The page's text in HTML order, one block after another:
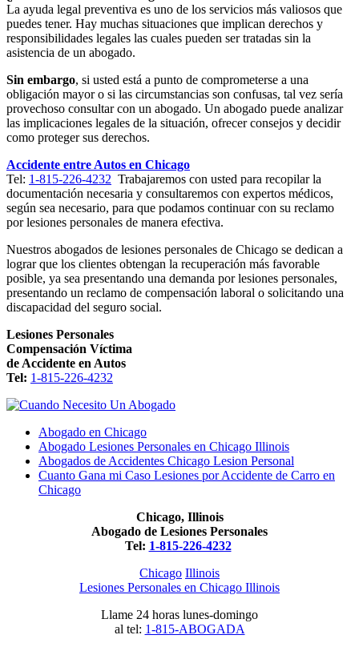
La ayuda legal preventiva es uno de los servicios más valiosos que
puedes tener. Hay muchas situaciones que implican derechos y
responsibilidades legales las cuales pueden ser tratadas sin la
asistencia de un abogado.
Sin embargo, si usted está a punto de comprometerse a una
obligación mayor o si las circumstancias son confusas, tal vez sería
provechoso consultar con un abogado. Un abogado puede analizar
las implicaciones legales de la situación, ofrecer consejos y decidir
como proteger sus derechos.
Accidente entre Autos en Chicago
Tel: 1-815-226-4232 Trabajaremos con usted para recopilar la
documentación necesaria y consultaremos con expertos médicos,
según sea necesario, para que podamos continuar con su reclamo
por lesiones personales de manera efectiva.
Nuestros abogados de lesiones personales de Chicago se dedican a
lograr que los clientes obtengan la recuperación más favorable
posible, ya sea presentando una demanda por lesiones personales,
presentando un reclamo de compensación laboral o solicitando una
discapacidad del seguro social.
Lesiones Personales
Compensación Víctima
de Accidente en Autos
Tel: 1-815-226-4232
Abogado en Chicago
Abogado Lesiones Personales en Chicago Illinois
Abogados de Accidentes Chicago Lesion Personal
Cuanto Gana mi Caso Lesiones por Accidente de Carro en
Chicago
Chicago, Illinois
Abogado de Lesiones Personales
Tel: 1-815-226-4232
Chicago Illinois
Lesiones Personales en Chicago Illinois
Llame 24 horas lunes-domingo
al tel: 1-815-ABOGADA